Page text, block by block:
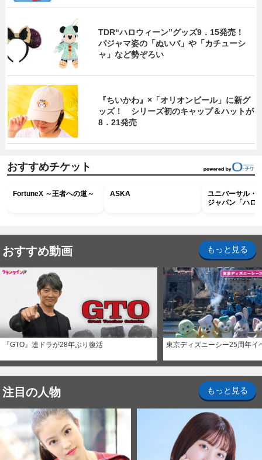
TDR“ハロウィーン”グッズ9．15発売！
パジャマ姿の「ぬいバ」や「カチューシ
ャ」など勢ぞろい
『ちいかわ』×「オリオンビール」に新グ
ッズ！ シリーズ初のキャップ＆ハットが
8．21発売
おすすめチケット
FortuneX ～王者への道～ ASKA
ユニバーサル・
ジャパン「ハロ
おすすめ動画 もっと見る
『GTO』連ドラが28年ぶり復活 東京ディズニーシー25周年イ
注目の人物 もっと見る